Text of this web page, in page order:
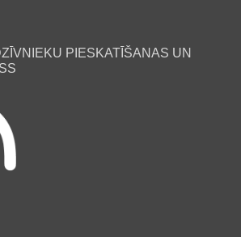
PIESKATĪŠANAS UN